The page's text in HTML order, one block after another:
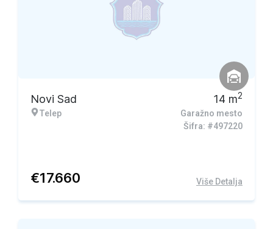
Novi Sad
Telep
14 m2
Garažno mesto
Šifra: #497220
€17.660 Više Detalja